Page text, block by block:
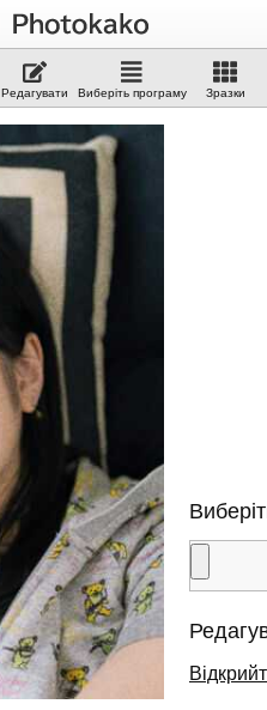
Редагувати Виберіть програму Зразки